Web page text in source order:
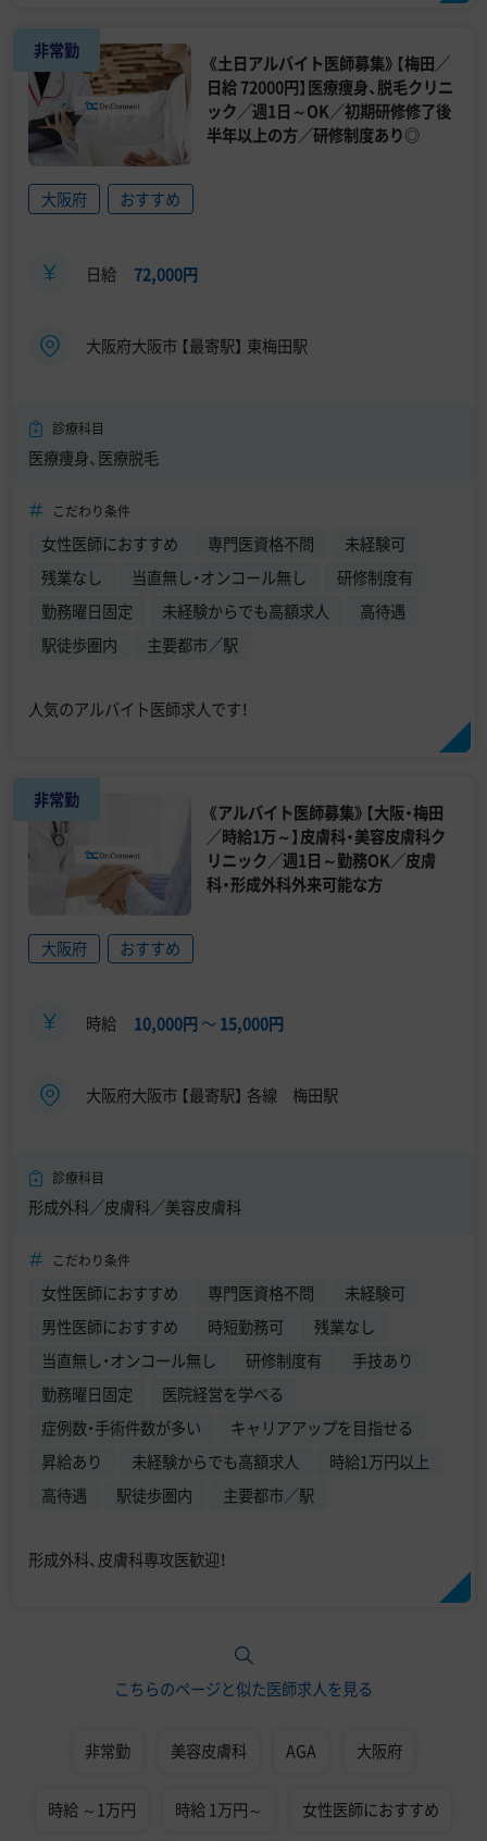
非常勤
《土日アルバイト医師募集》【梅田／
日給 72000円】医療痩身、脱毛クリニ
ック／週1日～OK／初期研修修了後
半年以上の方／研修制度あり◎
大阪府 おすすめ
日給 72,000円
大阪府大阪市 【最寄駅】 東梅田駅
診療科目
医療痩身、医療脱毛
こだわり条件
女性医師におすすめ 専門医資格不問
未経験可
残業なし
当直無し・オンコール無し
研修制度有
勤務曜日固定
未経験からでも高額求人
高待遇
駅徒歩圏内
主要都市／駅
人気のアルバイト医師求人です！
非常勤
《アルバイト医師募集》【大阪・梅田
／時給1万～】皮膚科・美容皮膚科ク
リニック／週1日～勤務OK／皮膚
科・形成外科外来可能な方
大阪府 おすすめ
時給 10,000円 〜15,000円
大阪府大阪市 【最寄駅】 各線 梅田駅
診療科目
形成外科／皮膚科／美容皮膚科
こだわり条件
女性医師におすすめ 専門医資格不問
未経験可
男性医師におすすめ
時短勤務可
残業なし
当直無し・オンコール無し
研修制度有
手技あり
勤務曜日固定
医院経営を学べる
症例数・手術件数が多い
キャリアアップを目指せる
昇給あり
未経験からでも高額求人
時給1万円以上
高待遇
駅徒歩圏内 主要都市／駅
形成外科、皮膚科専攻医歓迎！
こちらのページと似た医師求人を見る
非常勤 美容皮膚科 AGA 大阪府
時給 ～1万円 時給 1万円～ 女性医師におすすめ